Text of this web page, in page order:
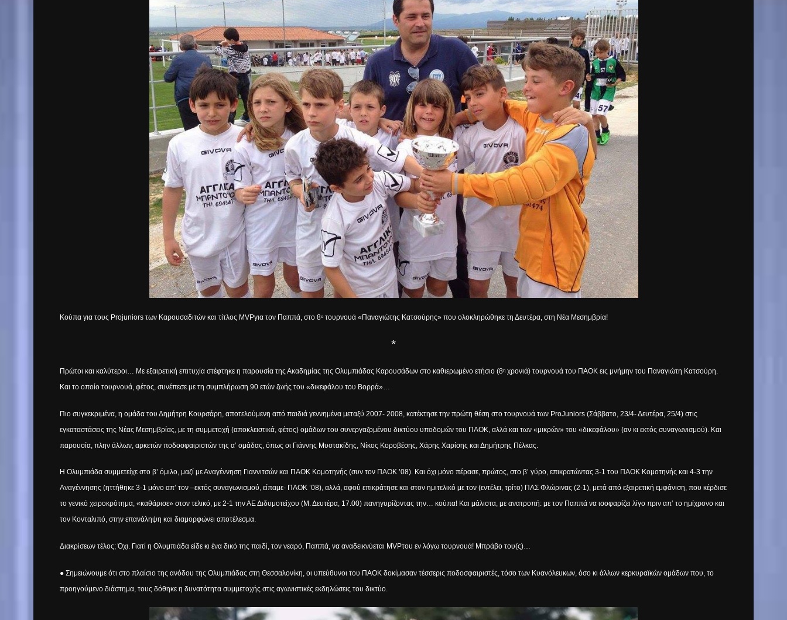
Κούπα για τους Projuniors των Καρουσαδιτών και τίτλος MVPγια τον Παππά, στο 8ο τουρνουά «Παναγιώτης Κατσούρης» που ολοκληρώθηκε τη Δευτέρα, στη Νέα Μεσημβρία!
*
Πρώτοι και καλύτεροι… Με εξαιρετική επιτυχία στέφτηκε η παρουσία της Ακαδημίας της Ολυμπιάδας Καρουσάδων στο καθιερωμένο ετήσιο (8η χρονιά) τουρνουά του ΠΑΟΚ εις μνήμην του Παναγιώτη Κατσούρη.
Και το οποίο τουρνουά, φέτος, συνέπεσε με τη συμπλήρωση 90 ετών ζωής του «δικεφάλου του Βορρά»…
Πιο συγκεκριμένα, η ομάδα του Δημήτρη Κουρσάρη, αποτελούμενη από παιδιά γεννημένα μεταξύ 2007- 2008, κατέκτησε την πρώτη θέση στο τουρνουά των ProJuniors (Σάββατο, 23/4- Δευτέρα, 25/4) στις
εγκαταστάσεις της Νέας Μεσημβρίας, με τη συμμετοχή (αποκλειστικά, φέτος) ομάδων του συνεργαζομένου δικτύου υποδομών του ΠΑΟΚ, αλλά και των «μικρών» του «δικεφάλου» (αν κι εκτός συναγωνισμού). Και
παρουσία, πλην άλλων, αρκετών ποδοσφαιριστών της α’ ομάδας, όπως οι Γιάννης Μυστακίδης, Νίκος Κοροβέσης, Χάρης Χαρίσης και Δημήτρης Πέλκας.
Η Ολυμπιάδα συμμετείχε στο β’ όμιλο, μαζί με Αναγέννηση Γιαννιτσών και ΠΑΟΚ Κομοτηνής (συν τον ΠΑΟΚ ’08). Και όχι μόνο πέρασε, πρώτος, στο β’ γύρο, επικρατώντας 3-1 του ΠΑΟΚ Κομοτηνής και 4-3 την
Αναγέννησης (ηττήθηκε 3-1 μόνο απ’ τον –εκτός συναγωνισμού, είπαμε- ΠΑΟΚ ’08), αλλά, αφού επικράτησε και στον ημιτελικό με τον (εντέλει, τρίτο) ΠΑΣ Φλώρινας (2-1), μετά από εξαιρετική εμφάνιση, που κέρδισε
το γενικό χειροκρότημα, «καθάρισε» στον τελικό, με 2-1 την ΑΕ Διδυμοτείχου (Μ. Δευτέρα, 17.00) πανηγυρίζοντας την… κούπα! Και μάλιστα, με ανατροπή: με τον Παππά να ισοφαρίζει λίγο πριν απ’ το ημίχρονο και
τον Κονταλιπό, στην επανάληψη και διαμορφώνει αποτέλεσμα.
Διακρίσεων τέλος; Όχι. Γιατί η Ολυμπιάδα είδε κι ένα δικό της παιδί, τον νεαρό, Παππά, να αναδεικνύεται MVPτου εν λόγω τουρνουά! Μπράβο του(ς)…
● Σημειώνουμε ότι στο πλαίσιο της ανόδου της Ολυμπιάδας στη Θεσσαλονίκη, οι υπεύθυνοι του ΠΑΟΚ δοκίμασαν τέσσερις ποδοσφαιριστές, τόσο των Κυανόλευκων, όσο κι άλλων κερκυραϊκών ομάδων που, το
προηγούμενο διάστημα, τους δόθηκε η δυνατότητα συμμετοχής στις αγωνιστικές εκδηλώσεις του δικτύο.